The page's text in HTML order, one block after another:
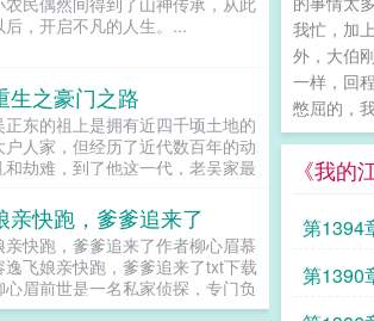
我忙，加
外，大伯
一样，回
憋屈的，
《我的
第1394
第1390
们真的不适合...
后，开启不凡的人生。...
生之豪门之路
正东的祖上是拥有近四千顷土地的
户人家，但经历了近代数百年的动
和劫难，到了他这一代，老吴家最
的豪门之梦却从来没有停止过～到
二十八岁，吴正东才渐渐明白，豪
或许只能成为心中的一个梦想。然
有梦就有人生，深夜辛勤工作的吴
东一夜之间重生到了十六年前，从
亲快跑，爹爹追来了
亲快跑，爹爹追来了作者柳心眉慕
逸飞娘亲快跑，爹爹追来了txt下载
心眉前世是一名私家侦探，专门负
替那些豪门贵妇摆平小三儿的。没